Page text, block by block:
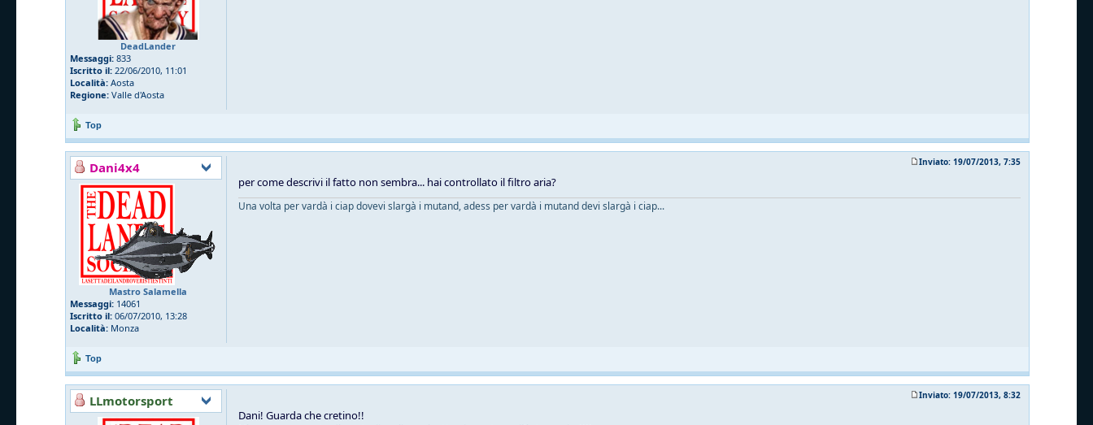
DeadLander
Messaggi: 833
Iscritto il: 22/06/2010, 11:01
Località: Aosta
Regione: Valle d'Aosta
Top
Dani4x4
Mastro Salamella
Messaggi: 14061
Iscritto il: 06/07/2010, 13:28
Località: Monza
Inviato: 19/07/2013, 7:35
per come descrivi il fatto non sembra... hai controllato il filtro aria?
Una volta per vardà i ciap dovevi slargà i mutand, adess per vardà i mutand devi slargà i ciap...
Top
LLmotorsport Inviato: 19/07/2013, 8:32
Dani! Guarda che cretino!!